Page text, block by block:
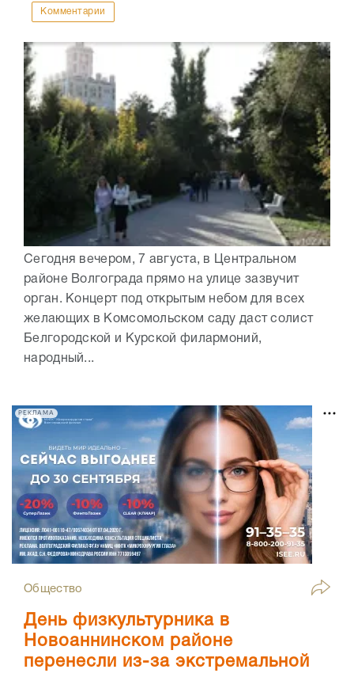
Комментарии
Сегодня вечером, 7 августа, в Центральном
районе Волгограда прямо на улице зазвучит
орган. Концерт под открытым небом для всех
желающих в Комсомольском саду даст солист
Белгородской и Курской филармоний,
народный...
РЕКЛАМА
Общество
День физкультурника в
Новоаннинском районе
перенесли из-за экстремальной